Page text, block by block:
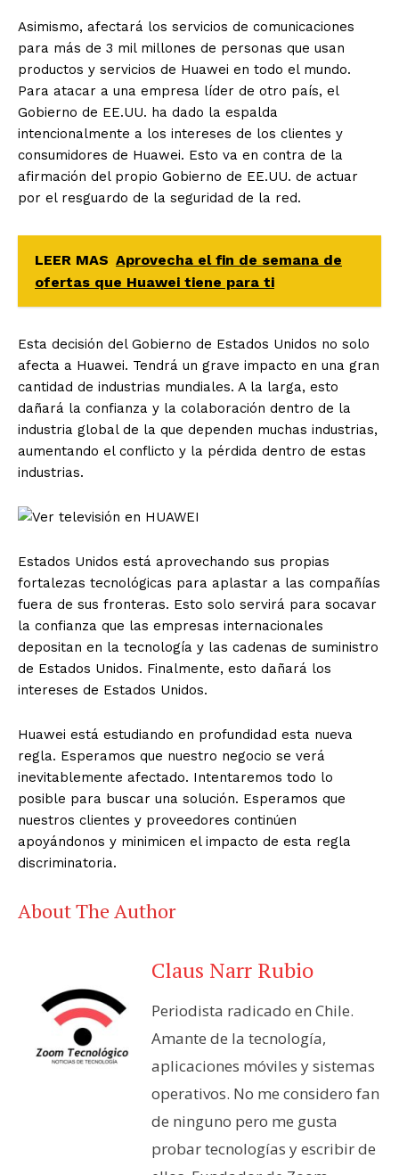
Asimismo, afectará los servicios de comunicaciones
para más de 3 mil millones de personas que usan
productos y servicios de Huawei en todo el mundo.
Para atacar a una empresa líder de otro país, el
Gobierno de EE.UU. ha dado la espalda
intencionalmente a los intereses de los clientes y
consumidores de Huawei. Esto va en contra de la
afirmación del propio Gobierno de EE.UU. de actuar
por el resguardo de la seguridad de la red.
LEER MAS Aprovecha el fin de semana de
ofertas que Huawei tiene para ti
Esta decisión del Gobierno de Estados Unidos no solo
afecta a Huawei. Tendrá un grave impacto en una gran
cantidad de industrias mundiales. A la larga, esto
dañará la confianza y la colaboración dentro de la
industria global de la que dependen muchas industrias,
aumentando el conflicto y la pérdida dentro de estas
industrias.
Estados Unidos está aprovechando sus propias
fortalezas tecnológicas para aplastar a las compañías
fuera de sus fronteras. Esto solo servirá para socavar
la confianza que las empresas internacionales
depositan en la tecnología y las cadenas de suministro
de Estados Unidos. Finalmente, esto dañará los
intereses de Estados Unidos.
Huawei está estudiando en profundidad esta nueva
regla. Esperamos que nuestro negocio se verá
inevitablemente afectado. Intentaremos todo lo
posible para buscar una solución. Esperamos que
nuestros clientes y proveedores continúen
apoyándonos y minimicen el impacto de esta regla
discriminatoria.
About The Author
Claus Narr Rubio
Periodista radicado en Chile.
Amante de la tecnología,
aplicaciones móviles y sistemas
operativos. No me considero fan
de ninguno pero me gusta
probar tecnologías y escribir de